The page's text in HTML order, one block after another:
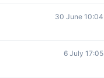
30 June 10:04
6 July 17:05